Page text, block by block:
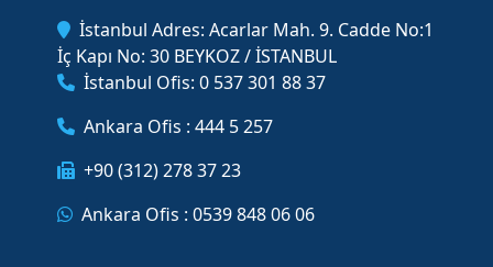
İstanbul Adres: Acarlar Mah. 9. Cadde No:1
İç Kapı No: 30 BEYKOZ / İSTANBUL
İstanbul Ofis: 0 537 301 88 37
Ankara Ofis : 444 5 257
+90 (312) 278 37 23
Ankara Ofis : 0539 848 06 06